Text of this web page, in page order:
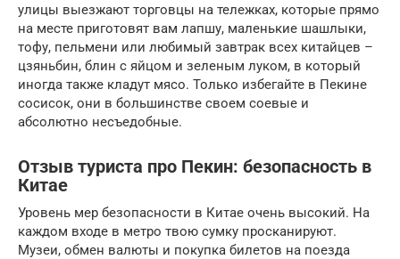
улицы выезжают торговцы на тележках, которые прямо
на месте приготовят вам лапшу, маленькие шашлыки,
тофу, пельмени или любимый завтрак всех китайцев –
цзяньбин, блин с яйцом и зеленым луком, в который
иногда также кладут мясо. Только избегайте в Пекине
сосисок, они в большинстве своем соевые и
абсолютно несъедобные.
Отзыв туриста про Пекин: безопасность в
Китае
Уровень мер безопасности в Китае очень высокий. На
каждом входе в метро твою сумку просканируют.
Музеи, обмен валюты и покупка билетов на поезда